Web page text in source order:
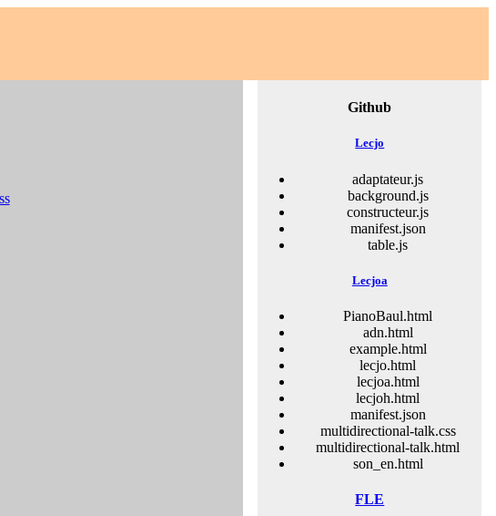
Github
Lecjo
adaptateur.js
background.js
constructeur.js
manifest.json
table.js
Lecjoa
PianoBaul.html
adn.html
example.html
lecjo.html
lecjoa.html
lecjoh.html
manifest.json
multidirectional-talk.css
multidirectional-talk.html
son_en.html
FLE